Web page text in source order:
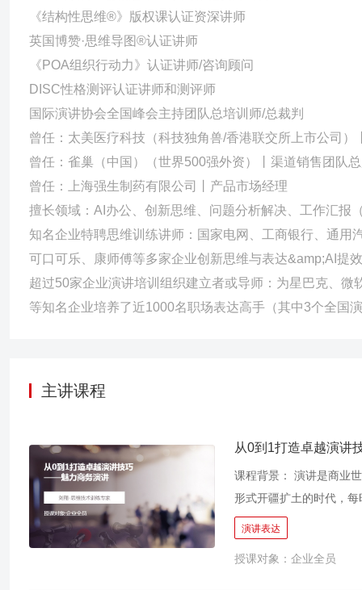
《结构性思维®》版权课认证资深讲师
英国博赞·思维导图®认证讲师
《POA组织行动力》认证讲师/咨询顾问
DISC性格测评认证讲师和测评师
国际演讲协会全国峰会主持团队总培训师/总裁判
曾任：太美医疗科技（科技独角兽/香港联交所上市公司）
曾任：雀巢（中国）（世界500强外资）丨渠道销售团队
曾任：上海强生制药有限公司丨产品市场经理
擅长领域：AI办公、创新思维、问题分析解决、工作汇报
知名企业特聘思维训练讲师：国家电网、工商银行、通
可口可乐、康师傅等多家企业创新思维与表达&amp;AI提
超过50家企业演讲培训组织建立者或导师：为星巴克、
等知名企业培养了近1000名职场表达高手（其中3个全国
主讲课程
从0到1打造卓越演
课程背景： 演讲是商业
形式开疆扩土的时代，
现自己，你就会失去成
案会、产品发布会、竞
景中，你遇到过这些难
演讲表达
授课对象：企业全员